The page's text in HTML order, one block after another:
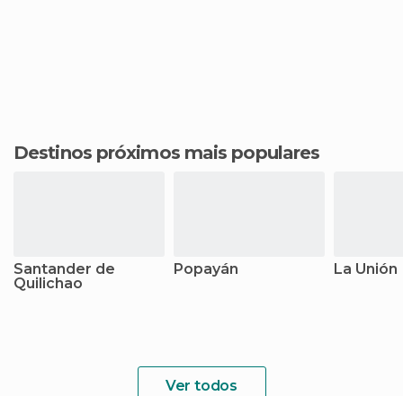
Destinos próximos mais populares
Santander de
Quilichao
Popayán La Unión
Ver todos